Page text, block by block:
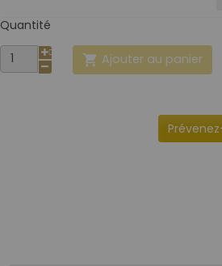
Quantité
 Ajouter au panier